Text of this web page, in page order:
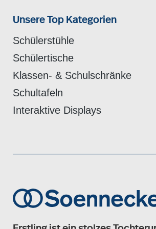
Unsere Top Kategorien
Schülerstühle
Schülertische
Klassen- & Schulschränke
Schultafeln
Interaktive Displays